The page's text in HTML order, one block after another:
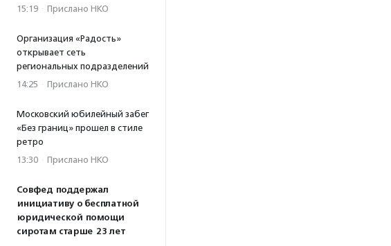
15:19 · Прислано НКО
Организация «Радость»
открывает сеть
региональных подразделений
14:25 · Прислано НКО
Московский юбилейный забег
«Без границ» прошел в стиле
ретро
13:30 · Прислано НКО
Совфед поддержал
инициативу о бесплатной
юридической помощи
сиротам старше 23 лет